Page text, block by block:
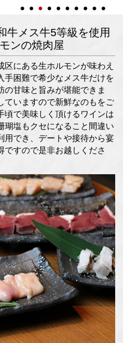
牛メス牛5等級を使用
ンの焼肉屋
区にある生ホルモンが味わえ
手困難で希少なメス牛だけを
の甘味と旨みが堪能できま
ていますので新鮮なのもをご
頃で美味しく頂けるワインは
瑚塩もクセになること間違い
用でき、デートや接待から宴
ですので是非お越しくださ